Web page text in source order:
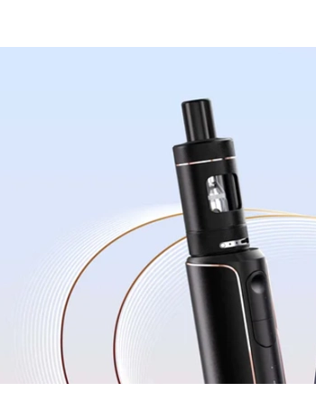
MAXI FORMATS
100ml et +
GRANDS
50ml
Les Accus
piles
pour boxs
Toutes les
coils, têtes
Les
pour
RBA
Un problème, une question ?
Quel kit de cigarette choisir ?
Quel E-liquide choisir ?
Quelle Accu choisir ?
Le végétol c'est quoi ?
Voir tout